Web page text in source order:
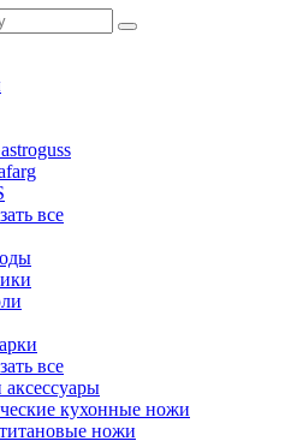
все
все
кухонные ножи
ножи